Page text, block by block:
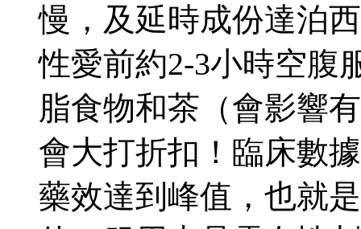
慢，及延時成份達泊
性愛前約2-3小時空腹
脂食物和茶（會影響
會大打折扣！臨床數
藥效達到峰值，也就